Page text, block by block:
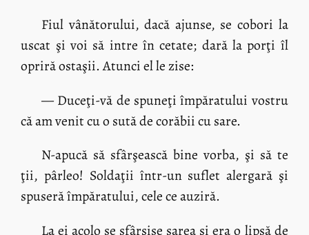
Fiul vânătorului, dacă ajunse, se cobori la
uscat şi voi să intre în cetate; dară la porţi îl
opriră ostaşii. Atunci el le zise:
— Duceţi-vă de spuneţi împăratului vostru
că am venit cu o sută de corăbii cu sare.
N-apucă să sfârşească bine vorba, şi să te
ţii, pârleo! Soldaţii într-un suflet alergară şi
spuseră împăratului, cele ce auziră.
La ei acolo se sfârşise sarea şi era o lipsă de